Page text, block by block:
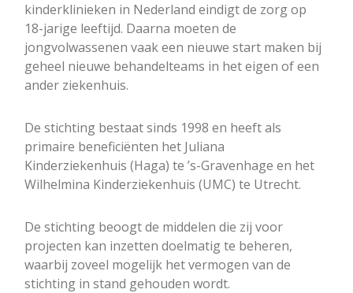
kinderklinieken in Nederland eindigt de zorg op
18-jarige leeftijd. Daarna moeten de
jongvolwassenen vaak een nieuwe start maken bij
geheel nieuwe behandelteams in het eigen of een
ander ziekenhuis.
De stichting bestaat sinds 1998 en heeft als
primaire beneficiënten het Juliana
Kinderziekenhuis (Haga) te ’s-Gravenhage en het
Wilhelmina Kinderziekenhuis (UMC) te Utrecht.
De stichting beoogt de middelen die zij voor
projecten kan inzetten doelmatig te beheren,
waarbij zoveel mogelijk het vermogen van de
stichting in stand gehouden wordt.